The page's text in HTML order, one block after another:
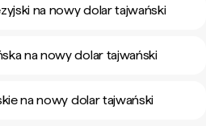
na nowy dolar tajwański
na nowy dolar tajwański
na nowy dolar tajwański